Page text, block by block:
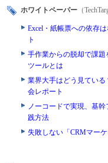
ホワイトペーパー （
Excel・紙帳票への依存
ト
手作業からの脱却で課題
ツールとは
業界大手はどう見てい
会レポート
ノーコードで実現、基
践方法
失敗しない「CRMマー